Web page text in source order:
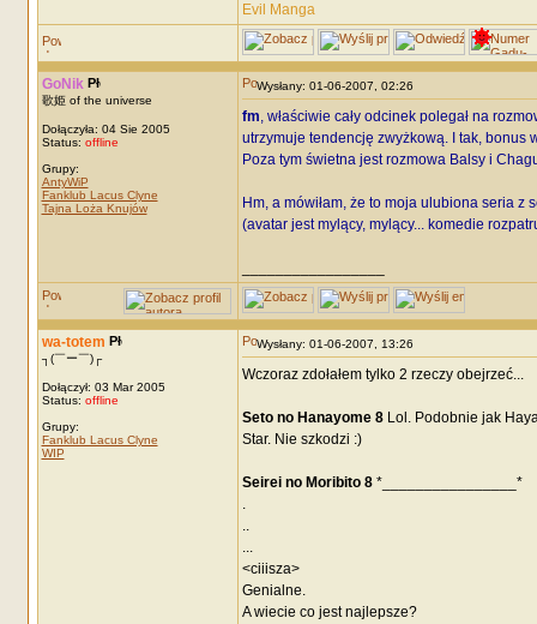
Evil Manga
GoNik
歌姫 of the universe
Dołączyła: 04 Sie 2005
Status: offline
Grupy:
AntyWiP
Fanklub Lacus Clyne
Tajna Loża Knujów
Wysłany: 01-06-2007, 02:26
fm, właściwie cały odcinek polegał na
utrzymuje tendencję zwyżkową. I tak, bonus
Poza tym świetna jest rozmowa Balsy i
Hm, a mówiłam, że to moja ulubiona seria z
(avatar jest mylący, mylący... komedie
wa-totem
┐(￣ー￣)┌
Dołączył: 03 Mar 2005
Status: offline
Grupy:
Fanklub Lacus Clyne
WIP
Wysłany: 01-06-2007, 13:26
Wczoraz zdołałem tylko 2 rzeczy obejrzeć...
Seto no Hanayome 8Lol. Podobnie jak
Star. Nie szkodzi :)
Seirei no Moribito 8*________________*
.
..
...
<ciiisza>
Genialne.
A wiecie co jest najlepsze?